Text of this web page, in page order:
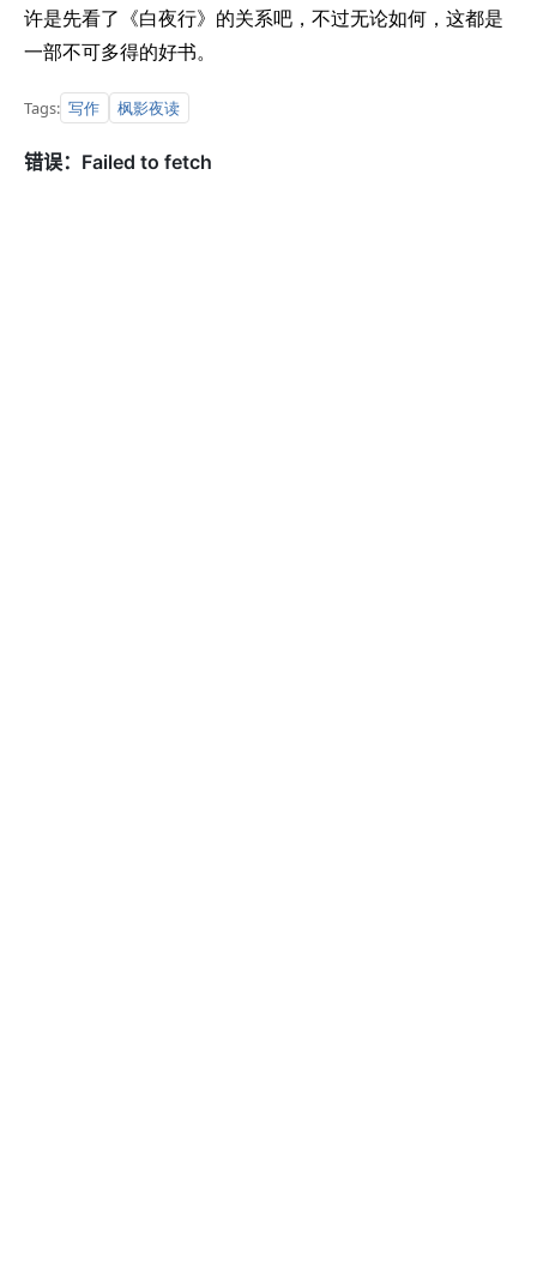
许是先看了《白夜行》的关系吧，不过无论如何，这都是
一部不可多得的好书。
Tags: 写作 枫影夜读